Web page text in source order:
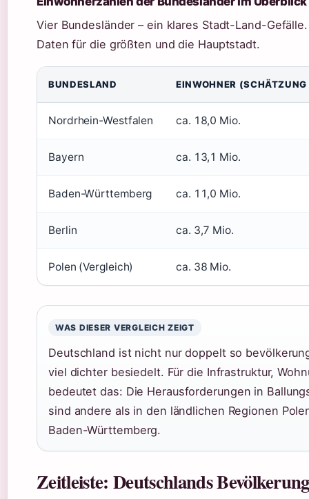
Vier Bundesländer – ein klares Stadt-Land-
Daten für die größten und die Hauptstadt.
BUNDESLAND EINWOHNER
Nordrhein-Westfalen ca. 18,0 Mio.
Bayern ca. 13,1 Mio.
Baden-Württemberg ca. 11,0 Mio.
Berlin ca. 3,7 Mio.
Polen (Vergleich) ca. 38 Mio.
WAS DIESER VERGLEICH ZEIGT
Deutschland ist nicht nur doppelt so
viel dichter besiedelt. Für die Infrastruktur,
bedeutet das: Die Herausforderungen in
sind andere als in den ländlichen Regionen
Baden-Württemberg.
Zeitleiste: Deutschlands